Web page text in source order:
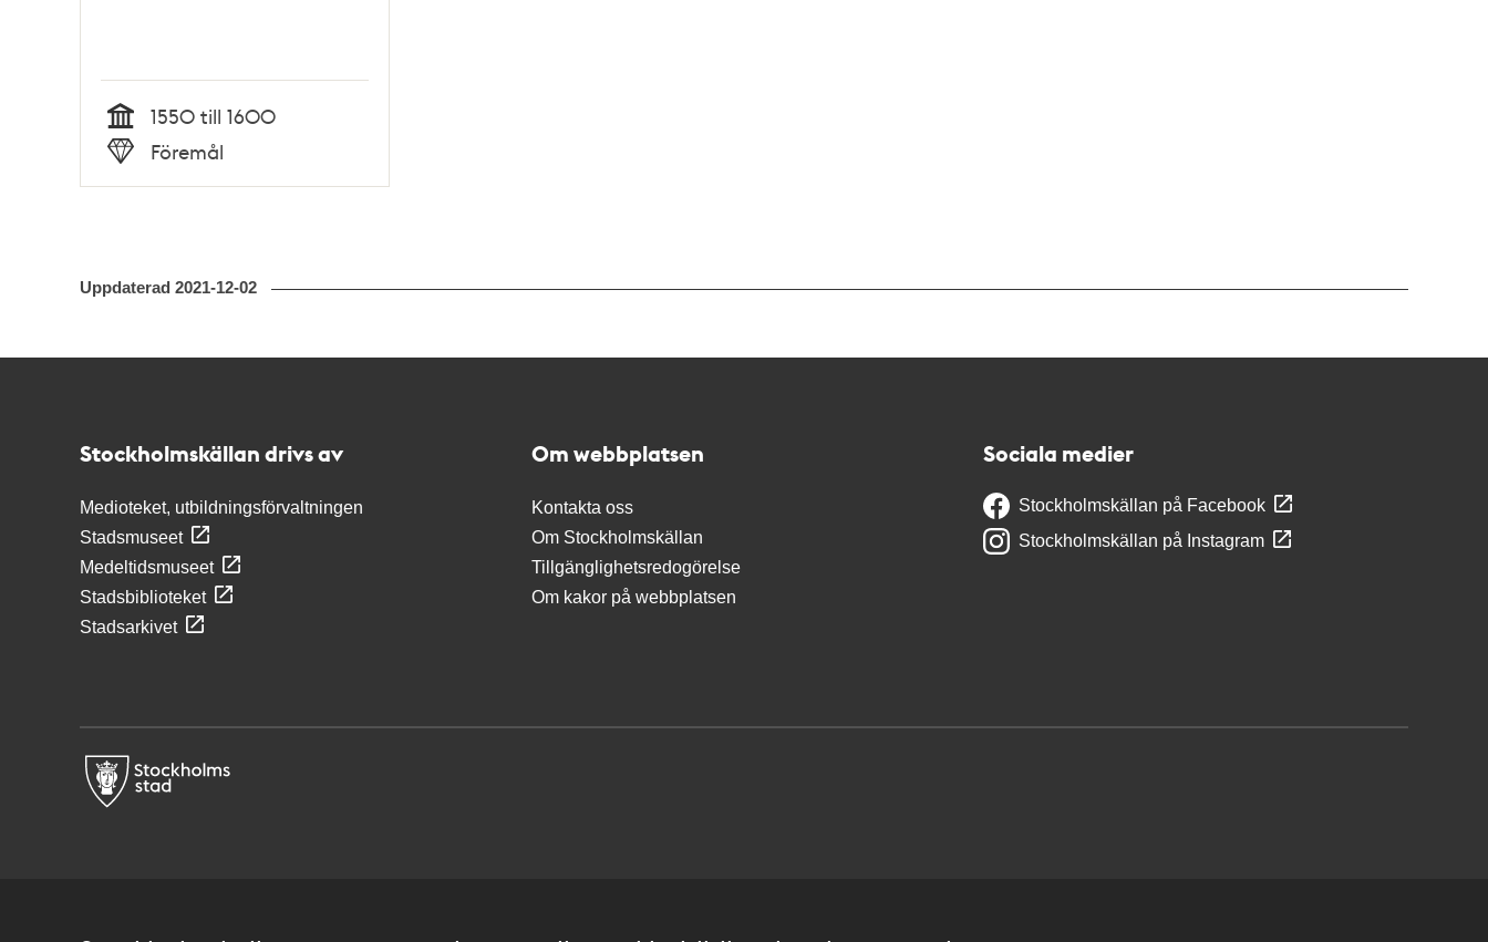
Tid
1550 till 1600
Typ
Föremål
Uppdaterad 2021-12-02
Stockholmskällan drivs av
Medioteket, utbildningsförvaltningen
Stadsmuseet
Medeltidsmuseet
Stadsbiblioteket
Stadsarkivet
Om webbplatsen
Kontakta oss
Om Stockholmskällan
Tillgänglighetsredogörelse
Om kakor på webbplatsen
Sociala medier
Stockholmskällan på Facebook
Stockholmskällan på Instagram